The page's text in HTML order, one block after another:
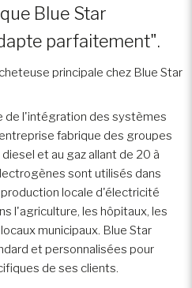
Blue Star
parfaitement".
principale chez Blue Star
de l'intégration des systèmes
fabrique des groupes
et au gaz allant de 20 à
sont utilisés dans
locale d'électricité
l'agriculture, les hôpitaux, les
municipaux. Blue Star
et personnalisées pour
de ses clients.